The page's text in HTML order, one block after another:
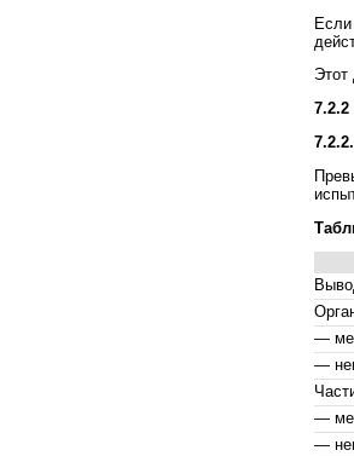
Если
Этот
—
—
—
—